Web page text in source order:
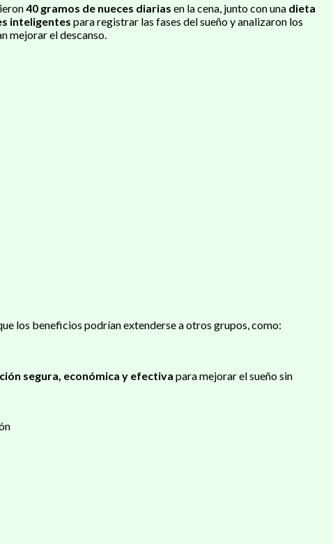
40 gramos de nueces diarias en la cena, junto con una dieta
inteligentes para registrar las fases del sueño y analizaron los
mejorar el descanso.
los beneficios podrían extenderse a otros grupos, como:
segura, económica y efectiva para mejorar el sueño sin